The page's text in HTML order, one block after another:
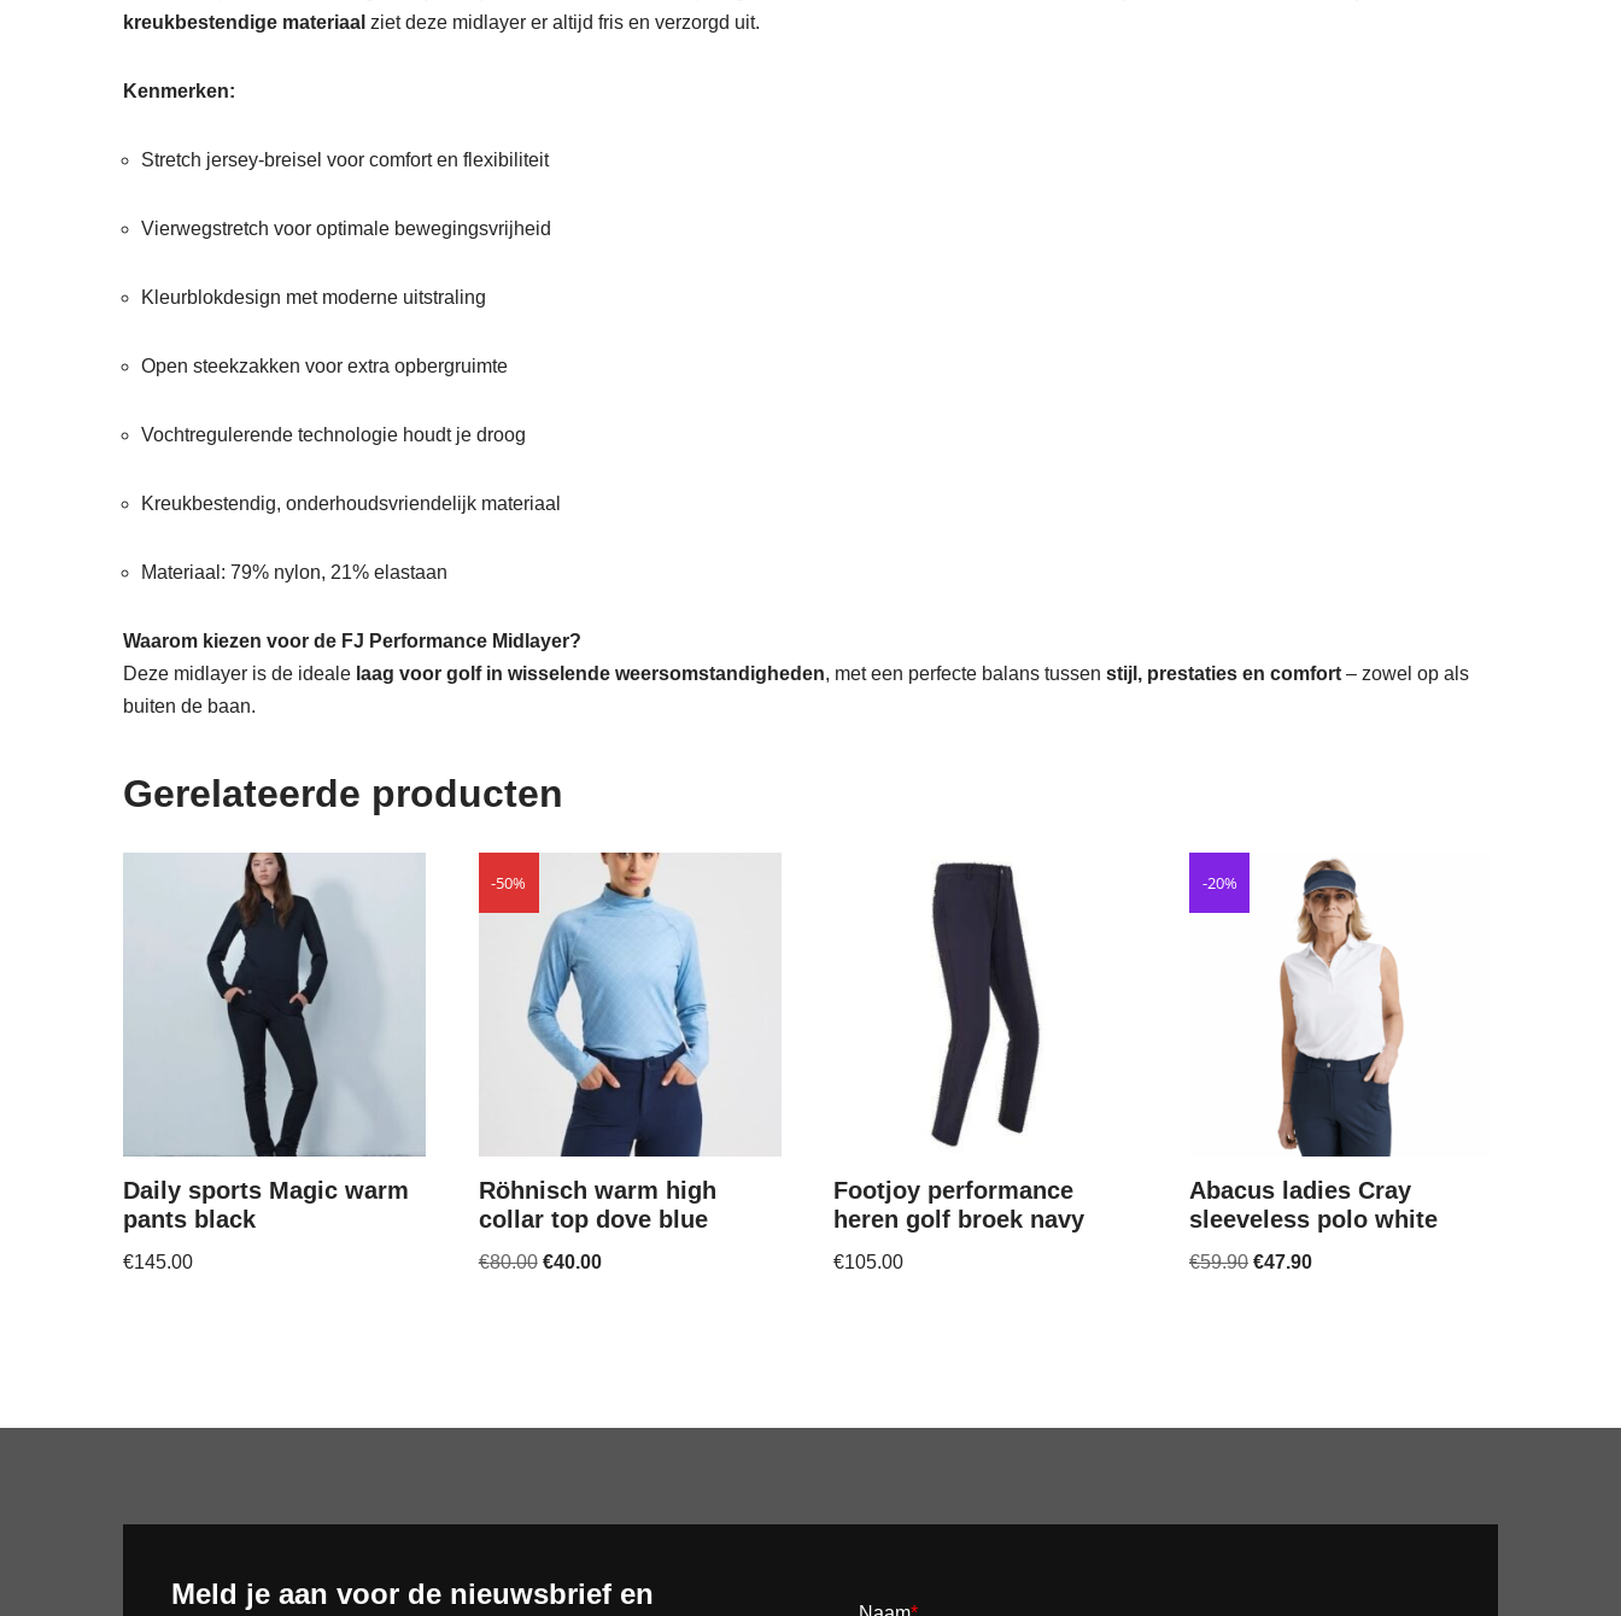
kreukbestendige materiaal ziet deze midlayer er altijd fris en verzorgd uit.
Kenmerken:
Stretch jersey-breisel voor comfort en flexibiliteit
Vierwegstretch voor optimale bewegingsvrijheid
Kleurblokdesign met moderne uitstraling
Open steekzakken voor extra opbergruimte
Vochtregulerende technologie houdt je droog
Kreukbestendig, onderhoudsvriendelijk materiaal
Materiaal: 79% nylon, 21% elastaan
Waarom kiezen voor de FJ Performance Midlayer?
Deze midlayer is de ideale laag voor golf in wisselende weersomstandigheden, met een perfecte balans tussen stijl, prestaties en comfort – zowel op als
buiten de baan.
Gerelateerde producten
Daily sports Magic warm
pants black
€145.00
-50%
Röhnisch warm high
collar top dove blue
€80.00 €40.00
Footjoy performance
heren golf broek navy
€105.00
-20%
Abacus ladies Cray
sleeveless polo white
€59.90 €47.90
Meld je aan voor de nieuwsbrief en